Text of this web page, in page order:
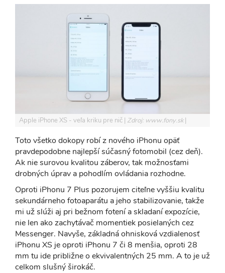
Apple iPhone XS - veľa kriku pre nič Zdroj: www.fony.sk
Toto všetko dokopy robí z nového iPhonu opäť
pravdepodobne najlepší súčasný fotomobil (cez deň).
Ak nie surovou kvalitou záberov, tak možnosťami
drobných úprav a pohodlím ovládania rozhodne.
Oproti iPhonu 7 Plus pozorujem citeľne vyššiu kvalitu
sekundárneho fotoaparátu a jeho stabilizovanie, takže
mi už slúži aj pri bežnom fotení a skladaní expozície,
nie len ako zachytávač momentiek posielaných cez
Messenger. Navyše, základná ohnisková vzdialenosť
iPhonu XS je oproti iPhonu 7 či 8 menšia, oproti 28
mm tu ide približne o ekvivalentných 25 mm. A to je už
celkom slušný širokáč.